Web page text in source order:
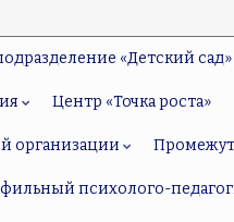
«Детский сад»
Центр «Точка роста»
организации
психолого-